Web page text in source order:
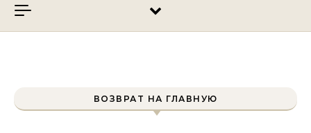
ВОЗВРАТ НА ГЛАВНУЮ